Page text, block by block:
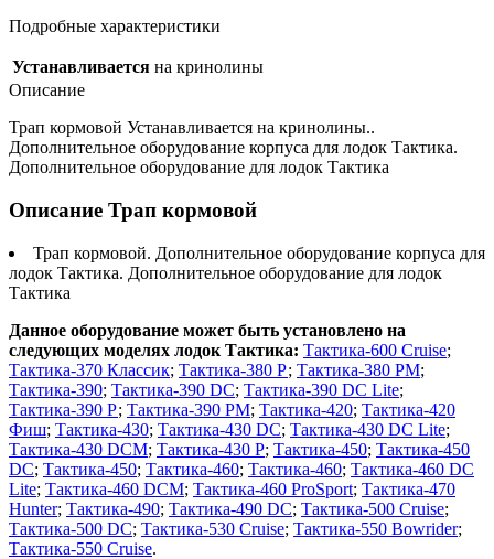
Подробные характеристики
Устанавливается на кринолины
Описание
Трап кормовой Устанавливается на кринолины..
Дополнительное оборудование корпуса для лодок Тактика.
Дополнительное оборудование для лодок Тактика
Описание Трап кормовой
Трап кормовой. Дополнительное оборудование корпуса для
лодок Тактика. Дополнительное оборудование для лодок
Тактика
Данное оборудование может быть установлено на
следующих моделях лодок Тактика: Тактика-600 Cruise;
Тактика-370 Классик; Тактика-380 Р; Тактика-380 PM;
Тактика-390; Тактика-390 DC; Тактика-390 DC Lite;
Тактика-390 Р; Тактика-390 РМ; Тактика-420; Тактика-420
Фиш; Тактика-430; Тактика-430 DC; Тактика-430 DC Lite;
Тактика-430 DCM; Тактика-430 P; Тактика-450; Тактика-450
DC; Тактика-450; Тактика-460; Тактика-460; Тактика-460 DC
Lite; Тактика-460 DCM; Тактика-460 ProSport; Тактика-470
Hunter; Тактика-490; Тактика-490 DC; Тактика-500 Cruise;
Тактика-500 DC; Тактика-530 Cruise; Тактика-550 Bowrider;
Тактика-550 Cruise.